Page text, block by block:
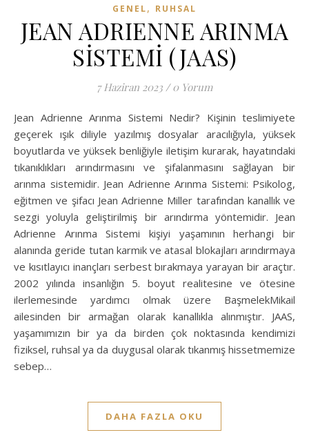
GENEL, RUHSAL
JEAN ADRIENNE ARINMA
SİSTEMİ (JAAS)
7 Haziran 2023 / 0 Yorum
Jean Adrienne Arınma Sistemi Nedir? Kişinin teslimiyete
geçerek ışık diliyle yazılmış dosyalar aracılığıyla, yüksek
boyutlarda ve yüksek benliğiyle iletişim kurarak, hayatındaki
tıkanıklıkları arındırmasını ve şifalanmasını sağlayan bir
arınma sistemidir. Jean Adrienne Arınma Sistemi: Psikolog,
eğitmen ve şifacı Jean Adrienne Miller tarafından kanallık ve
sezgi yoluyla geliştirilmiş bir arındırma yöntemidir. Jean
Adrienne Arınma Sistemi kişiyi yaşamının herhangi bir
alanında geride tutan karmik ve atasal blokajları arındırmaya
ve kısıtlayıcı inançları serbest bırakmaya yarayan bir araçtır.
2002 yılında insanlığın 5. boyut realitesine ve ötesine
ilerlemesinde yardımcı olmak üzere BaşmelekMikail
ailesinden bir armağan olarak kanallıkla alınmıştır. JAAS,
yaşamımızın bir ya da birden çok noktasında kendimizi
fiziksel, ruhsal ya da duygusal olarak tıkanmış hissetmemize
sebep…
DAHA FAZLA OKU